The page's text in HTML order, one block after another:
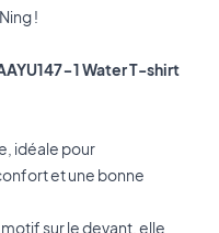
!
1 Water T-shirt
idéale pour
et une bonne
sur le devant, elle